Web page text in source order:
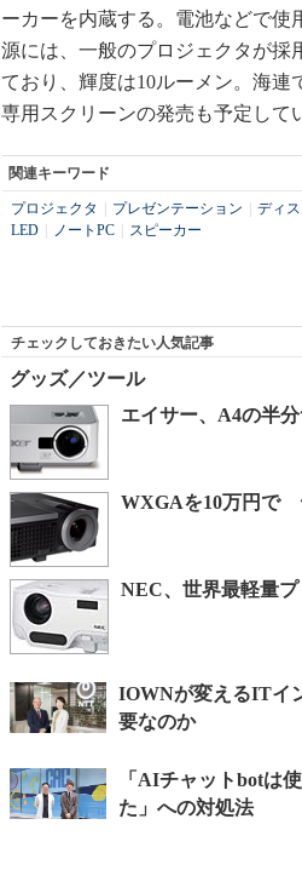
ーカーを内蔵する。電池などで
源には、一般のプロジェクタが採
ており、輝度は10ルーメン。海
専用スクリーンの発売も予定して
関連キーワード
プロジェクタ プレゼンテーション ディ
LED
ノートPC スピーカー
チェックしておきたい人気記事
グッズ／ツール
エイサー、A4の半
WXGAを10万円で
NEC、世界最軽量